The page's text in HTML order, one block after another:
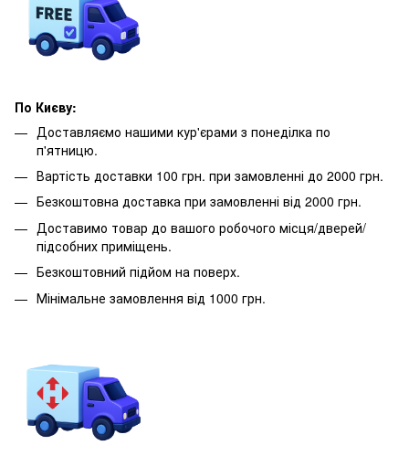
По Києву:
Доставляємо нашими кур'єрами з понеділка по
п'ятницю.
Вартість доставки 100 грн. при замовленні до 2000 грн.
Безкоштовна доставка при замовленні від 2000 грн.
Доставимо товар до вашого робочого місця/дверей/
підсобних приміщень.
Безкоштовний підйом на поверх.
Мінімальне замовлення від 1000 грн.